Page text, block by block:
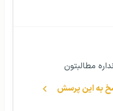
مطالبتون
به این پرسش